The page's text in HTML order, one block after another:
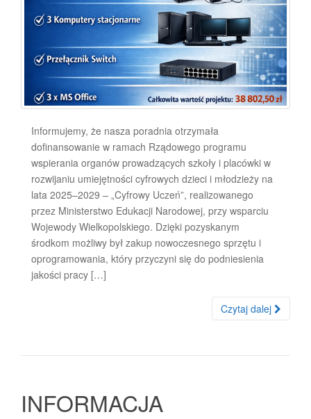
Informujemy, że nasza poradnia otrzymała
dofinansowanie w ramach Rządowego programu
wspierania organów prowadzących szkoły i placówki w
rozwijaniu umiejętności cyfrowych dzieci i młodzieży na
lata 2025–2029 – „Cyfrowy Uczeń”, realizowanego
przez Ministerstwo Edukacji Narodowej, przy wsparciu
Wojewody Wielkopolskiego. Dzięki pozyskanym
środkom możliwy był zakup nowoczesnego sprzętu i
oprogramowania, który przyczyni się do podniesienia
jakości pracy […]
Czytaj dalej
INFORMACJA